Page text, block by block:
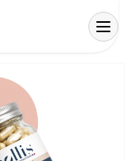
Stratégie de